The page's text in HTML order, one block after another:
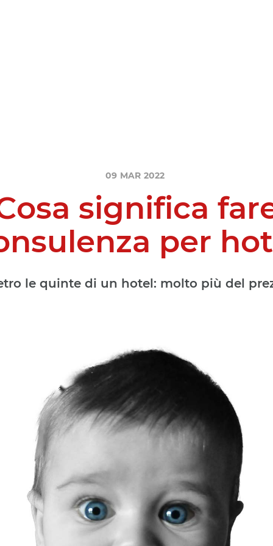
09 MAR 2022
osa significa far
nsulenza per hot
tro le quinte di un hotel: molto più del pre